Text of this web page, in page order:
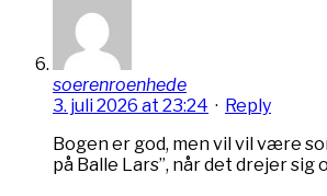
soerenroenhede
3. juli 2026 at 23:24 · Reply
Bogen er god, men vil vil være
på Balle Lars”, når det drejer sig